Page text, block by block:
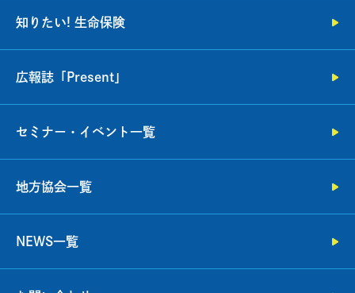
知りたい! 生命保険
広報誌「Present」
セミナー・イベント一覧
地方協会一覧
NEWS一覧